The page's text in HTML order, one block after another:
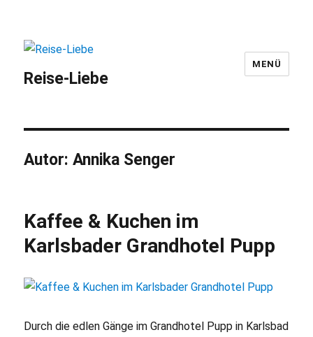
Reise-Liebe
MENÜ
Autor:Annika Senger
Kaffee & Kuchen im
Karlsbader Grandhotel Pupp
Durch die edlen Gänge im Grandhotel Pupp in Karlsbad